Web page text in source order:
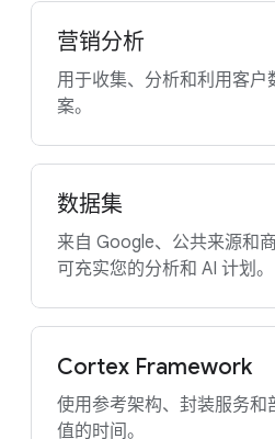
营销分析
用于收集、分析和利用客户
案。
数据集
来自 Google、公共来源和
可充实您的分析和 AI 计划。
Cortex Framework
使用参考架构、封装服务和
值的时间。